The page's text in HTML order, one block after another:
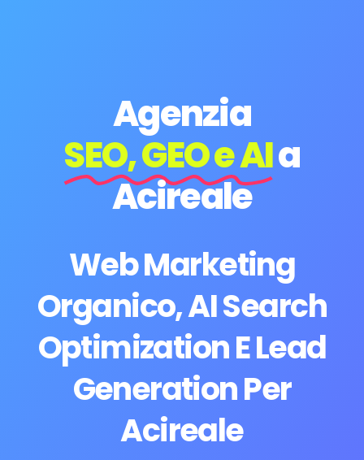
Agenzia
SEO, GEO e AIa
Acireale
Web Marketing
Organico, AI Search
Optimization E Lead
Generation Per
Acireale